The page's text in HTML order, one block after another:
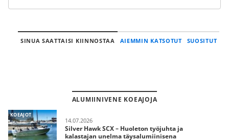
SINUA SAATTAISI KIINNOSTAA AIEMMIN KATSOTUT SUOSITUT
ALUMIINIVENE KOEAJOJA
KOEAJOT
14.07.2026
Silver Hawk SCX – Huoleton työjuhta ja
kalastajan unelma täysalumiinisena